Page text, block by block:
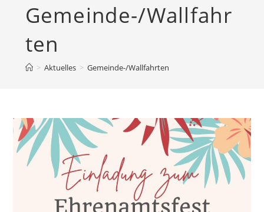
Gemeinde-/Wallfahr
ten
> Aktuelles > Gemeinde-/Wallfahrten